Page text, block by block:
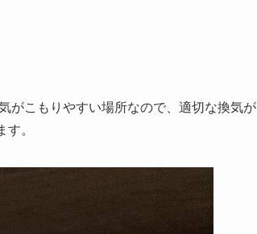
がこもりやすい場所なので、適切な換気が
。